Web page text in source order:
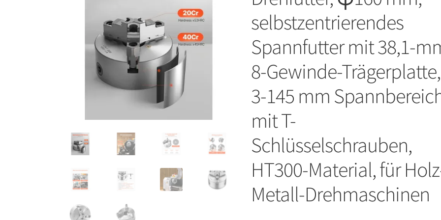
selbstzentrierendes
Spannfutter mit 38,1-
8-Gewinde-Trägerplatte,
3-145 mm
mit T-
Schlüsselschrauben,
HT300-Material, für
Metall-Drehmaschinen